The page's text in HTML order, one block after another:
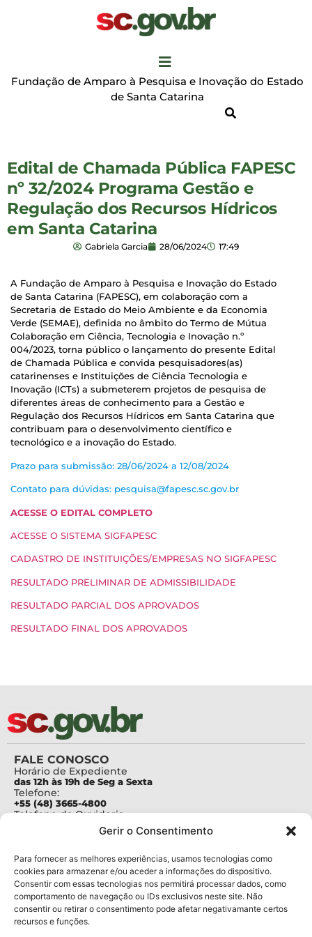
Gerir o Consentimento
Para fornecer as melhores experiências, usamos tecnologias como
cookies para armazenar e/ou aceder a informações do dispositivo.
Consentir com essas tecnologias nos permitirá processar dados, como
comportamento de navegação ou IDs exclusivos neste site. Não
consentir ou retirar o consentimento pode afetar negativamante certos
recursos e funções.
Fundação de Amparo à Pesquisa e Inovação do Estado
de Santa Catarina
Edital de Chamada Pública FAPESC
nº 32/2024 Programa Gestão e
Regulação dos Recursos Hídricos
em Santa Catarina
Gabriela Garcia 28/06/2024 17:49
A Fundação de Amparo à Pesquisa e Inovação do Estado
de Santa Catarina (FAPESC), em colaboração com a
Secretaria de Estado do Meio Ambiente e da Economia
Verde (SEMAE), definida no âmbito do Termo de Mútua
Colaboração em Ciência, Tecnologia e Inovação n.º
004/2023, torna público o lançamento do presente Edital
de Chamada Pública e convida pesquisadores(as)
catarinenses e Instituições de Ciência Tecnologia e
Inovação (ICTs) a submeterem projetos de pesquisa de
diferentes áreas de conhecimento para a Gestão e
Regulação dos Recursos Hídricos em Santa Catarina que
contribuam para o desenvolvimento científico e
tecnológico e a inovação do Estado.
Prazo para submissão: 28/06/2024 a 12/08/2024
Contato para dúvidas: pesquisa@fapesc.sc.gov.br
ACESSE O EDITAL COMPLETO
ACESSE O SISTEMA SIGFAPESC
CADASTRO DE INSTITUIÇÕES/EMPRESAS NO SIGFAPESC
RESULTADO PRELIMINAR DE ADMISSIBILIDADE
RESULTADO PARCIAL DOS APROVADOS
RESULTADO FINAL DOS APROVADOS
FALE CONOSCO
Horário de Expediente
das 12h às 19h de Seg a Sexta
Telefone:
+55 (48) 3665-4800
Telefone da Ouvidoria
Para assuntos relacionados à Pesquisa
pesquisa@fapesc.sc.gov.br
Para assuntos relacionados à Inovação
inovacao@fapesc.sc.gov.br
Para assuntos relacionados à Bolsas
bolsas@fapesc.sc.gov.br
Para assuntos relacionados à Prestação de Contas